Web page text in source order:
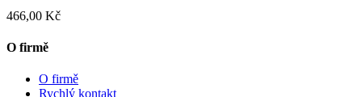
466,00 Kč
O firmě
O firmě
Rychlý kontakt